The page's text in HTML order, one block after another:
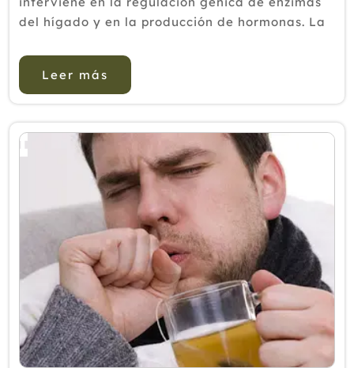
del hígado y en la producción de hormonas. La
animal y en frutas y hortalizas de color
verde.Vitaminas y minera...
Leer más